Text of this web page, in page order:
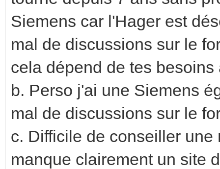
Siemens car l'Hager est
mal de discussions sur le
cela dépend de tes besoins
b. Perso j'ai une Siemens
mal de discussions sur le
c. Difficile de conseiller
manque clairement un site